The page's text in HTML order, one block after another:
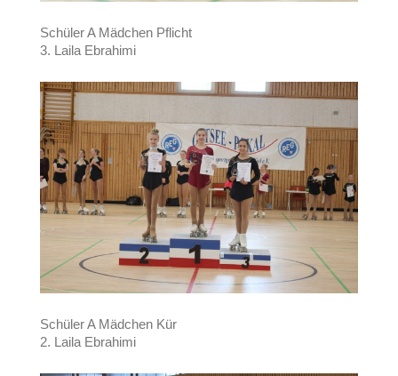
Schüler A Mädchen Pflicht
3. Laila Ebrahimi
Schüler A Mädchen Kür
2. Laila Ebrahimi